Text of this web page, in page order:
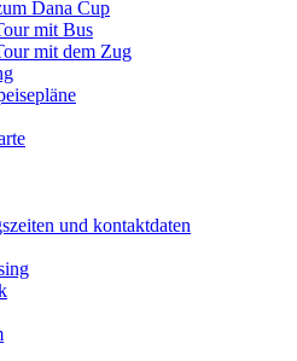
Dana Cup
mit Bus
mit dem Zug
und kontaktdaten